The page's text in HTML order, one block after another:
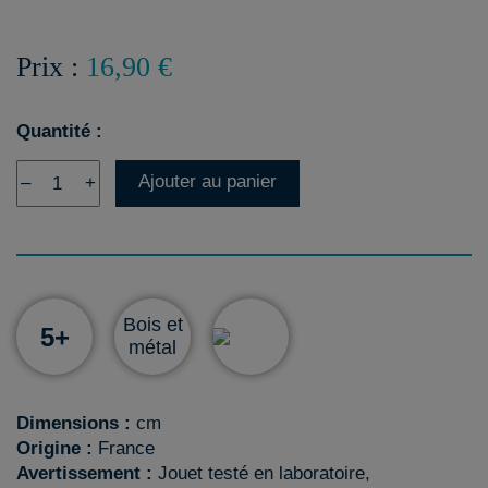
Prix : 16,90 €
Quantité :
– + Ajouter au panier
5+
Bois et
métal
Dimensions : cm
Origine : France
Avertissement : Jouet testé en laboratoire,